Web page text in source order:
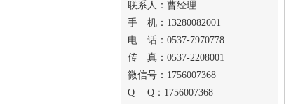
联系人：曹经理
手 机：13280082001
电 话：0537-7970778
传 真：0537-2208001
微信号：1756007368
Q Q：1756007368